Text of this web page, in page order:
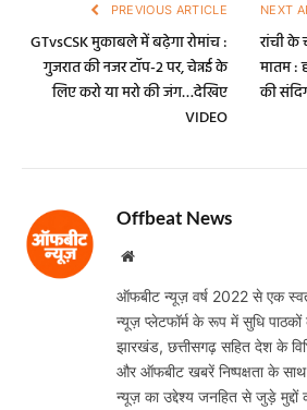
PREVIOUS ARTICLE
GTvsCSK मुकाबले में बढ़ेगा रोमांच :
गुजरात की नजर टॉप-2 पर, चेन्नई के
लिए करो या मरो की जंग…देखिए
VIDEO
NEXT
रांची के
मातम :
की
Offbeat News
Website
ऑफबीट न्यूज़ वर्ष 2022 से एक
न्यूज़ प्लेटफॉर्म के रूप में सुधि
झारखंड, छत्तीसगढ़ सहित देश के
और ऑफबीट खबरें निष्पक्षता के
न्यूज़ का उद्देश्य जनहित से जुड़े